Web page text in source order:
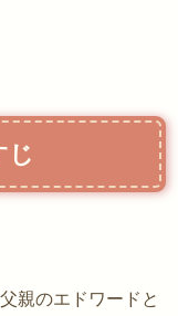
親のエドワードと